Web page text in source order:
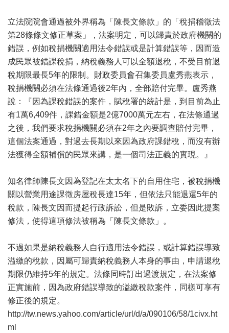
立法院院會通過被外界稱為「陳長文條款」的「稅捐稽徵法
第28條條文修正草案」，法案明定，可以歸責於政府機關的
錯誤，例如稅捐機關適用法令錯誤或是計算錯誤等，因而造
成民眾被錯課稅捐，納稅義務人可以全額退稅，不受目前退
稅期限最長5年的限制。財政委員會召集委員盧秀燕表示，
稅捐機關必須在法條通過後2年內，全部賠付完畢。盧秀燕
說：『因為課稅錯誤的案件，賦稅署的統計是，到目前為止
有1萬6,409件，課錯金額是2億7000萬元左右，在法條通過
之後，我們要求稅捐機關必須在2年之內要調查賠付完畢，
這個法案通過，對過去長期以來因為政府課錯稅，而沒有辦
法獲得全額補償的民眾來講，是一個司法正義的實現。』
知名律師陳長文因為登記在太太名下的自用住宅，被稅捐機
關以營業用途課徵房屋稅長達15年，但依法只能退還5年的
稅款，陳長文因而提起行政訴訟，但是敗訴，立委因此提案
修法，使得這項修法被稱為「陳長文條款」。
不過如果是納稅義務人自行適用法令錯誤，或計算錯誤導致
溢繳的稅款，因屬可歸責納稅義務人本身的事由，申請退稅
期限仍維持5年的規定。法條同時訂出過渡規定，在法案修
正實施前，因為政府錯誤導致的溢繳稅款案件，同樣可享有
修正後的規定。
http://tw.news.yahoo.com/article/url/d/a/090106/58/1civx.ht
ml